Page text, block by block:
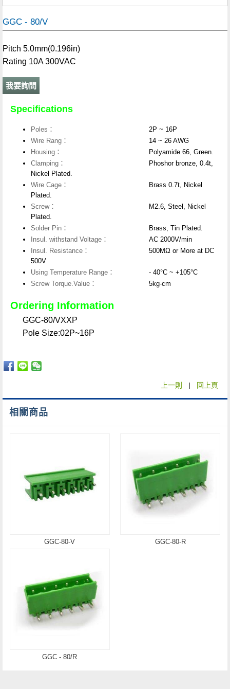
GGC - 80/V
Pitch 5.0mm(0.196in)
Rating 10A 300VAC
我要詢問
Specifications
Poles：
2P ~ 16P
Wire Rang：
14 ~ 26 AWG
Housing：
Polyamide 66, Green.
Clamping：
Phoshor bronze, 0.4t,
Nickel Plated.
Wire Cage：
Brass 0.7t, Nickel
Plated.
Screw：
M2.6, Steel, Nickel
Plated.
Solder Pin：
Brass, Tin Plated.
Insul. withstand Voltage：
AC 2000V/min
Insul. Resistance：
500MΩ or More at DC
500V
Using Temperature Range：
- 40°C ~ +105°C
Screw Torque.Value：
5kg-cm
Ordering Information
GGC-80/VXXP
Pole Size:02P~16P
上一則 | 回上頁
相關商品
GGC-80-V GGC-80-R
GGC - 80/R